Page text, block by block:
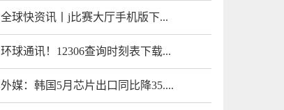
全球快资讯丨j比赛大厅手机版下...
环球通讯！12306查询时刻表下载...
外媒：韩国5月芯片出口同比降35....